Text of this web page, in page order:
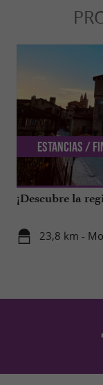
¡Descubre la
23,8 km -
Estancias /